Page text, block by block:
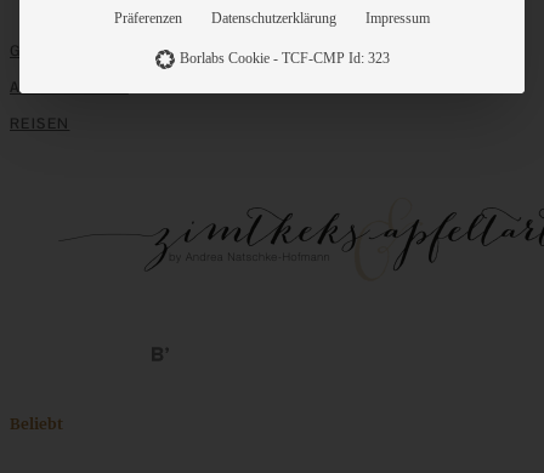
GRUNDLAGEN
ALLE REZEPTE
REISEN
Beliebt
Präferenzen Datenschutzerklärung Impressum
Borlabs Cookie - TCF-CMP Id: 323